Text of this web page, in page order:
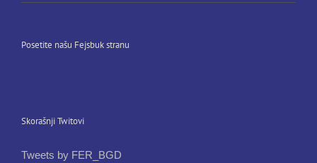
Posetite našu Fejsbuk stranu
Skorašnji Twitovi
Tweets by FER_BGD